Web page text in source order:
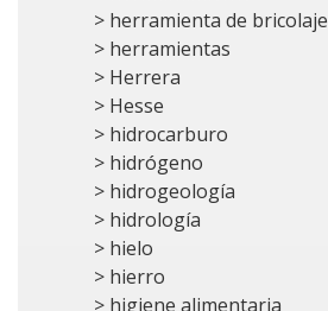
> herramienta de bricolaje
> herramientas
> Herrera
> Hesse
> hidrocarburo
> hidrógeno
> hidrogeología
> hidrología
> hielo
> hierro
> higiene alimentaria